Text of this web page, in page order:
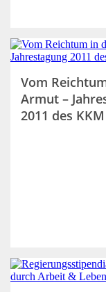
Vom
Armut –
2011 des KKM